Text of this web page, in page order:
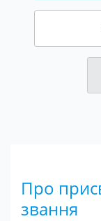
Про
звання